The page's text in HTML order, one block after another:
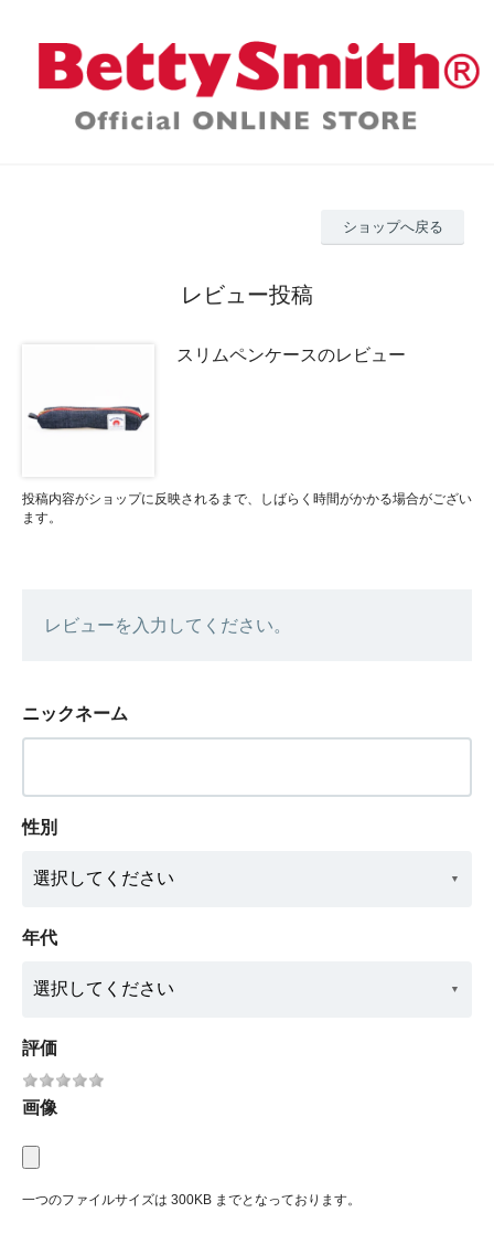
ショップへ戻る
レビュー投稿
スリムペンケースのレビュー
投稿内容がショップに反映されるまで、しばらく時間がかかる場合がござい
ます。
レビューを入力してください。
ニックネーム
性別
年代
評価
画像
一つのファイルサイズは 300KB までとなっております。